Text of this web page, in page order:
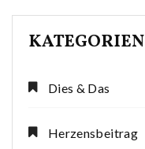
KATEGORIEN
Dies & Das
Herzensbeitrag